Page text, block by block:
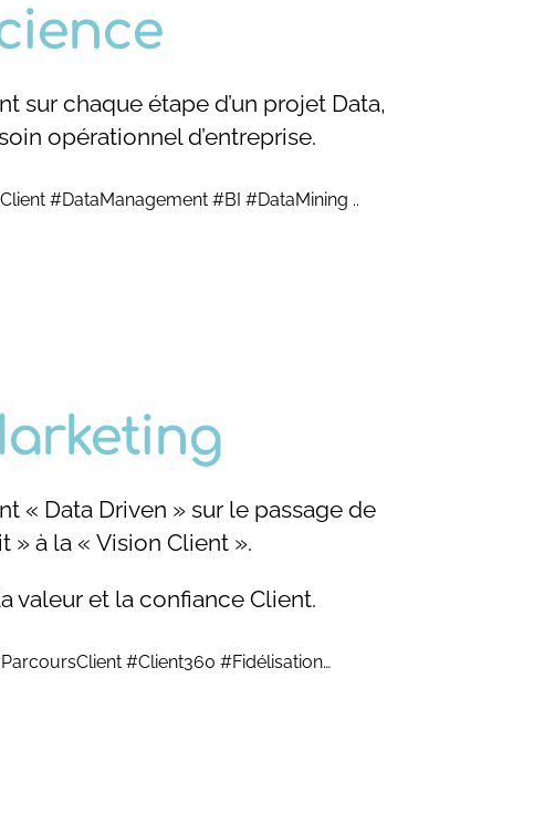
sur chaque étape d’un projet Data,
opérationnel d’entreprise.
#DataManagement #BI #DataMining ..
« Data Driven » sur le passage de
» à la « Vision Client ».
valeur et la confiance Client.
#Client360 #Fidélisation…